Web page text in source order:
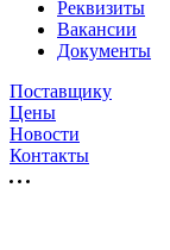
Реквизиты
Вакансии
Документы
Поставщику
Цены
Новости
Контакты